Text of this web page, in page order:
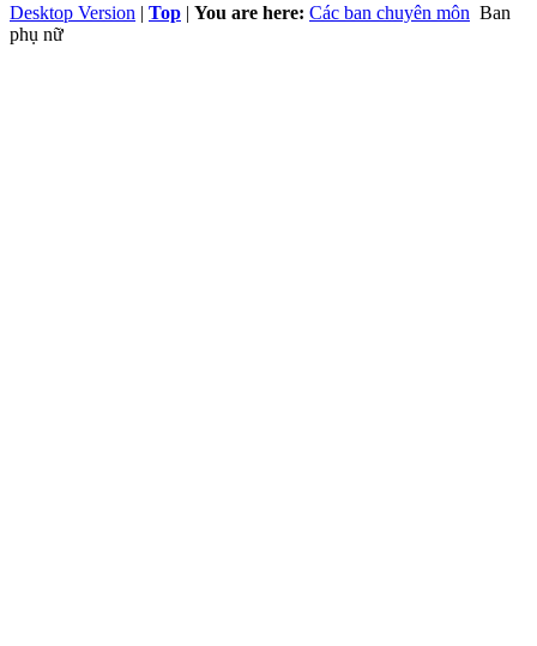
Desktop Version | Top | You are here: Các ban chuyên môn Ban
phụ nữ